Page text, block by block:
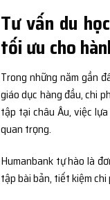
Tư vấn du
tối ưu cho
Trong những năm gần
giáo dục hàng đầu, chi
tập tại châu Âu, việc
quan trọng.
Humanbank tự hào là
tập bài bản, tiết kiệm